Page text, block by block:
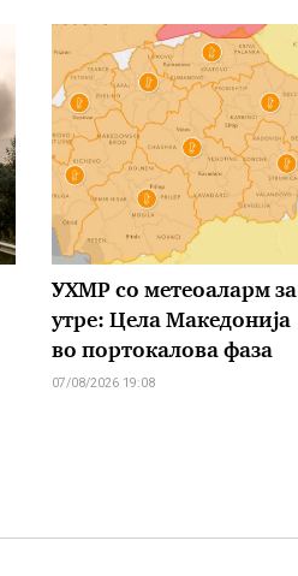
УХМР со метеоаларм за
утре: Цела Македонија
во портокалова фаза
07/08/2026 19:08